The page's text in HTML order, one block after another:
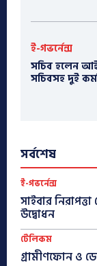
ই-গভর্নেন্স
সচিব হলেন
সচিবসহ দুই
সর্বশেষ
ই-গভর্নেন্স
সাইবার
উদ্বোধন
টেলিকম
গ্রামীণফোন ও